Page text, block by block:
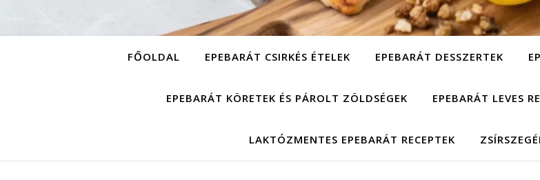
FŐOLDAL EPEBARÁT CSIRKÉS ÉTELEK EPEBARÁT DESSZERTEK
EPEBARÁT KÖRETEK ÉS PÁROLT ZÖLDSÉGEK EPEBARÁT LEVES
LAKTÓZMENTES EPEBARÁT RECEPTEK